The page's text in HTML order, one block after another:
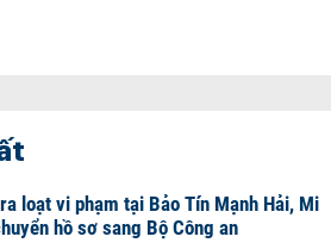
loạt vi phạm tại Bảo Tín Mạnh Hải, Mi
hồ sơ sang Bộ Công an